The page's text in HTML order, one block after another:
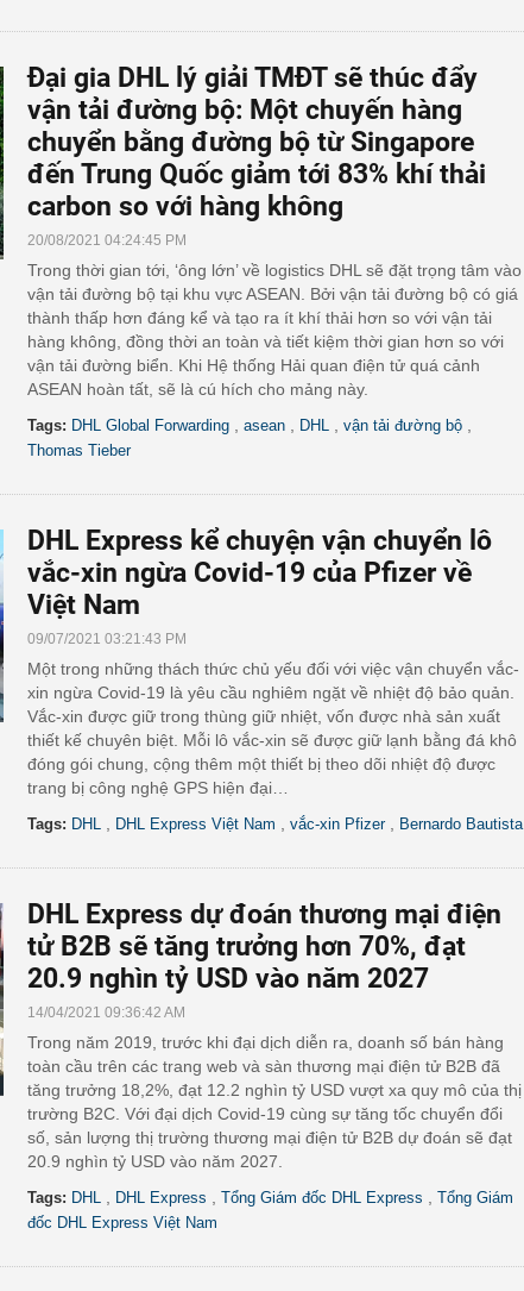
Đại gia DHL lý giải TMĐT sẽ thúc đẩy
vận tải đường bộ: Một chuyến hàng
chuyển bằng đường bộ từ Singapore
đến Trung Quốc giảm tới 83% khí thải
carbon so với hàng không
20/08/2021 04:24:45 PM
Trong thời gian tới, ‘ông lớn’ về logistics DHL sẽ đặt trọng tâm vào
vận tải đường bộ tại khu vực ASEAN. Bởi vận tải đường bộ có giá
thành thấp hơn đáng kể và tạo ra ít khí thải hơn so với vận tải
hàng không, đồng thời an toàn và tiết kiệm thời gian hơn so với
vận tải đường biển. Khi Hệ thống Hải quan điện tử quá cảnh
ASEAN hoàn tất, sẽ là cú hích cho mảng này.
Tags: DHL Global Forwarding asean DHL vận tải đường bộ
Thomas Tieber
DHL Express kể chuyện vận chuyển lô
vắc-xin ngừa Covid-19 của Pfizer về
Việt Nam
09/07/2021 03:21:43 PM
Một trong những thách thức chủ yếu đối với việc vận chuyển vắc-
xin ngừa Covid-19 là yêu cầu nghiêm ngặt về nhiệt độ bảo quản.
Vắc-xin được giữ trong thùng giữ nhiệt, vốn được nhà sản xuất
thiết kế chuyên biệt. Mỗi lô vắc-xin sẽ được giữ lạnh bằng đá khô
đóng gói chung, cộng thêm một thiết bị theo dõi nhiệt độ được
trang bị công nghệ GPS hiện đại…
Tags: DHL DHL Express Việt Nam vắc-xin Pfizer, Bernardo Bautista
DHL Express dự đoán thương mại điện
tử B2B sẽ tăng trưởng hơn 70%, đạt
20.9 nghìn tỷ USD vào năm 2027
14/04/2021 09:36:42 AM
Trong năm 2019, trước khi đại dịch diễn ra, doanh số bán hàng
toàn cầu trên các trang web và sàn thương mại điện tử B2B đã
tăng trưởng 18,2%, đạt 12.2 nghìn tỷ USD vượt xa quy mô của thị
trường B2C. Với đại dịch Covid-19 cùng sự tăng tốc chuyển đổi
số, sản lượng thị trường thương mại điện tử B2B dự đoán sẽ đạt
20.9 nghìn tỷ USD vào năm 2027.
Tags: DHL DHL Express Tổng Giám đốc DHL Express
Tổng Giám
đốc DHL Express Việt Nam